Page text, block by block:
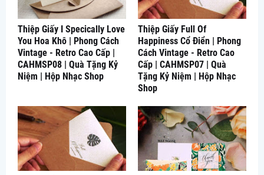
Thiệp Giấy I Specically Love
You Hoa Khô | Phong Cách
Vintage - Retro Cao Cấp |
CAHMSP08 | Quà Tặng Kỷ
Niệm | Hộp Nhạc Shop
Thiệp Giấy Full Of
Happiness Cổ Điển | Phong
Cách Vintage - Retro Cao
Cấp | CAHMSP07 | Quà
Tặng Kỷ Niệm | Hộp Nhạc
Shop